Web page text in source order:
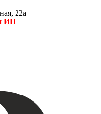
22а
ИП